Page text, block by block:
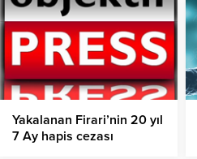
Yakalanan Firari’nin 20 yıl
7 Ay hapis cezası